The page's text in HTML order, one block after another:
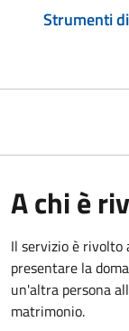
Strumenti
A chi è
Il servizio è rivolto
presentare la
un'altra persona
matrimonio.